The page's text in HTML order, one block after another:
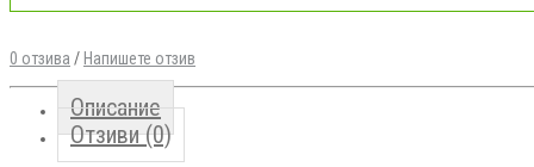
0 отзива / Напишете отзив
Описание
Отзиви (0)